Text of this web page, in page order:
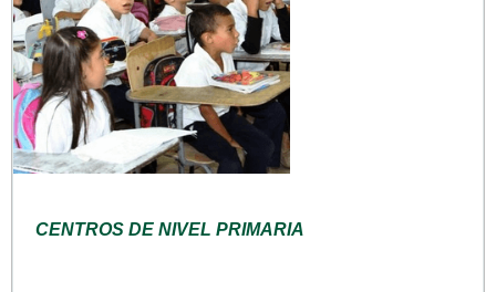
CENTROS DE NIVEL PRIMARIA